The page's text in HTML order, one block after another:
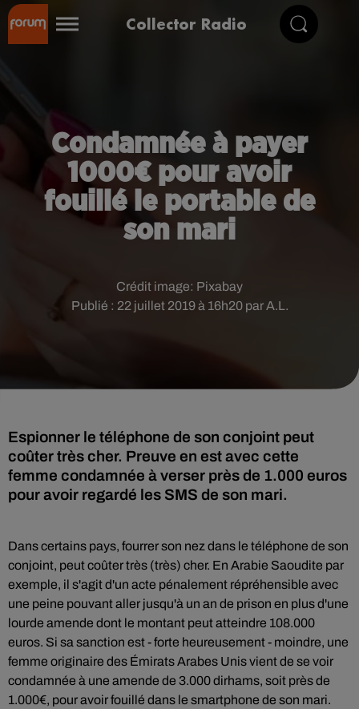
Collector Radio
Condamnée à payer
1000€ pour avoir
fouillé le portable de
son mari
Publié : 22 juillet 2019 à 16h20 par A.L.
Crédit image: Pixabay
Espionner le téléphone de son conjoint peut
coûter très cher. Preuve en est avec cette
femme condamnée à verser près de 1.000 euros
pour avoir regardé les SMS de son mari.
Dans certains pays, fourrer son nez dans le téléphone de son
conjoint, peut coûter très (très) cher. En Arabie Saoudite par
exemple, il s'agit d'un acte pénalement répréhensible avec
une peine pouvant aller jusqu'à un an de prison en plus d'une
lourde amende dont le montant peut atteindre 108.000
euros. Si sa sanction est - forte heureusement - moindre, une
femme originaire des Émirats Arabes Unis vient de se voir
condamnée à une amende de 3.000 dirhams, soit près de
1.000€, pour avoir fouillé dans le smartphone de son mari.